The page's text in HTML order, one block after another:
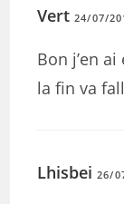
Vert 24/07/
Bon j’en
la fin va
Lhisbei 26/